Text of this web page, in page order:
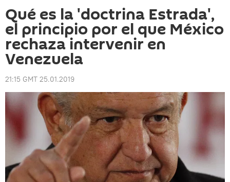
Qué es la 'doctrina Estrada',
el principio por el que México
rechaza intervenir en
Venezuela
21:15 GMT 25.01.2019